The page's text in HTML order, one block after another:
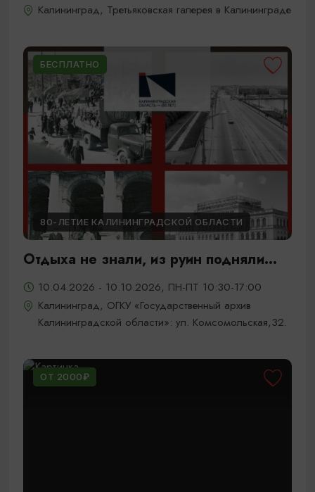
Калининград, Третьяковская галерея в Калининграде
БЕСПЛАТНО
80-ЛЕТИЕ КАЛИНИНГРАДСКОЙ ОБЛАСТИ
Отдыха не знали, из руин подняли...
10.04.2026 - 10.10.2026, ПН-ПТ 10:30-17:00
Калининград, ОГКУ «Государственный архив
Калининградской области»: ул. Комсомольская,32.
ОТ 2000₽